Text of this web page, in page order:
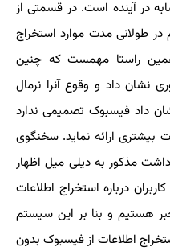
در آینده است. در قسمتی از
طولانی مدت موارد استخراج
راستا مهمست که چنین
نشان داد و وقوع آنرا نرمال
داد فیسبوک تصمیمی ندارد
بیشتری ارائه نماید. سخنگوی
مذکور به دیلی میل اظهار
کاربران درباره استخراج اطلاعات
هستیم و بنا بر این سیستم
اطلاعات از فیسبوک بدون